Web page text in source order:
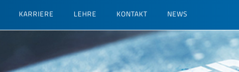
KARRIERE LEHRE KONTAKT NEWS